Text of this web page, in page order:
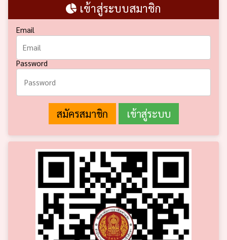
เข้าสู่ระบบสมาชิก
Email
Password
สมัครสมาชิก